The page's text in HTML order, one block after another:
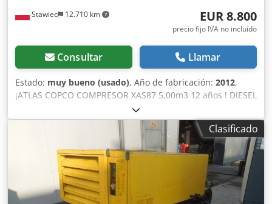
Stawiec 12.710 km EUR 8.800
precio fijo IVA no incluído
Consultar Llamar
Estado: muy bueno (usado), Año de fabricación: 2012,
¡ATLAS COPCO COMPRESOR XAS87 5,00m3 12 años ! DIESEL
compresor ATLAS COPCO XAS87 máquina después del
servicio Datos técnicos: capacidad 5.00 m3/min; presión de
trabajo 7 Bar; año de producción 2012; motor; KUBOTA
¡¡¡kilometraje 1397h!!! compresor totalmente operativo,
listo para trabajar, damos una garantía precio neto: 37800
zł Dodpfx Adotyk Tae Ijwa precio bruto: 46494 zł A
continuación se muestra un enlace a un vídeo que
muestra cómo funciona la máquina
Clasificado